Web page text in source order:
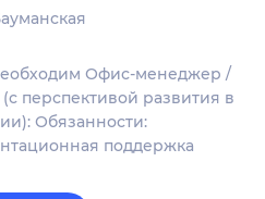
Офис-менеджер /
перспективой развития в
Обязанности:
поддержка